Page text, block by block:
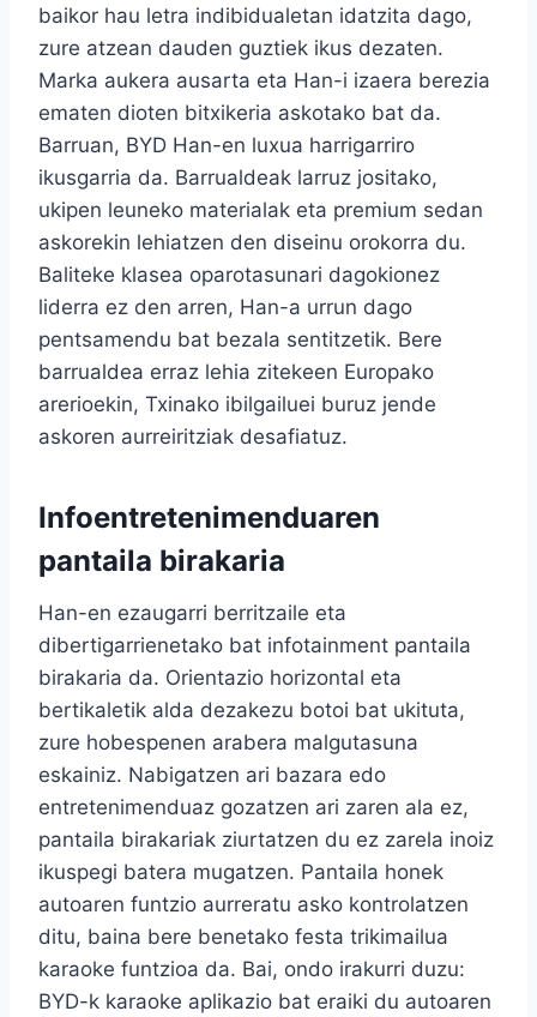
baikor hau letra indibidualetan idatzita dago,
zure atzean dauden guztiek ikus dezaten.
Marka aukera ausarta eta Han-i izaera berezia
ematen dioten bitxikeria askotako bat da.
Barruan, BYD Han-en luxua harrigarriro
ikusgarria da. Barrualdeak larruz jositako,
ukipen leuneko materialak eta premium sedan
askorekin lehiatzen den diseinu orokorra du.
Baliteke klasea oparotasunari dagokionez
liderra ez den arren, Han-a urrun dago
pentsamendu bat bezala sentitzetik. Bere
barrualdea erraz lehia zitekeen Europako
arerioekin, Txinako ibilgailuei buruz jende
askoren aurreiritziak desafiatuz.
Infoentretenimenduaren
pantaila birakaria
Han-en ezaugarri berritzaile eta
dibertigarrienetako bat infotainment pantaila
birakaria da. Orientazio horizontal eta
bertikaletik alda dezakezu botoi bat ukituta,
zure hobespenen arabera malgutasuna
eskainiz. Nabigatzen ari bazara edo
entretenimenduaz gozatzen ari zaren ala ez,
pantaila birakariak ziurtatzen du ez zarela inoiz
ikuspegi batera mugatzen. Pantaila honek
autoaren funtzio aurreratu asko kontrolatzen
ditu, baina bere benetako festa trikimailua
karaoke funtzioa da. Bai, ondo irakurri duzu:
BYD-k karaoke aplikazio bat eraiki du autoaren